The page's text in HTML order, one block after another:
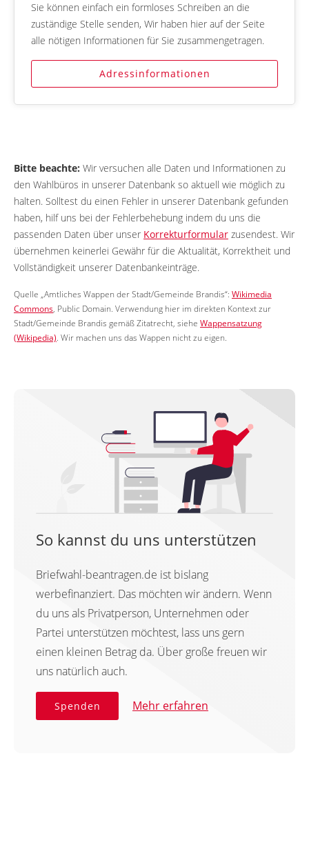
Sie können einfach ein formloses Schreiben an die
zuständige Stelle senden, Wir haben hier auf der Seite
alle nötigen Informationen für Sie zusammengetragen.
Adressinformationen
Bitte beachte: Wir versuchen alle Daten und Informationen zu
den Wahlbüros in unserer Datenbank so aktuell wie möglich zu
halten. Solltest du einen Fehler in unserer Datenbank gefunden
haben, hilf uns bei der Fehlerbehebung indem du uns die
passenden Daten über unser Korrekturformular zusendest. Wir
übernehmen keinerlei Gewähr für die Aktualität, Korrektheit und
Vollständigkeit unserer Datenbankeinträge.
Quelle „Amtliches Wappen der Stadt/Gemeinde Brandis“: Wikimedia
Commons, Public Domain. Verwendung hier im direkten Kontext zur
Stadt/Gemeinde Brandis gemäß Zitatrecht, siehe Wappensatzung
(Wikipedia). Wir machen uns das Wappen nicht zu eigen.
So kannst du uns unterstützen
Briefwahl-beantragen.de ist bislang
werbefinanziert. Das möchten wir ändern. Wenn
du uns als Privatperson, Unternehmen oder
Partei unterstützen möchtest, lass uns gern
einen kleinen Betrag da. Über große freuen wir
uns natürlich auch.
Spenden Mehr erfahren